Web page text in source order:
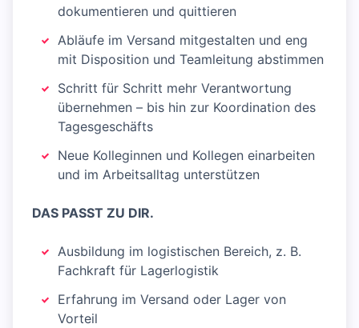
dokumentieren und quittieren
Abläufe im Versand mitgestalten und eng
mit Disposition und Teamleitung abstimmen
Schritt für Schritt mehr Verantwortung
übernehmen – bis hin zur Koordination des
Tagesgeschäfts
Neue Kolleginnen und Kollegen einarbeiten
und im Arbeitsalltag unterstützen
DAS PASST ZU DIR.
Ausbildung im logistischen Bereich, z. B.
Fachkraft für Lagerlogistik
Erfahrung im Versand oder Lager von
Vorteil